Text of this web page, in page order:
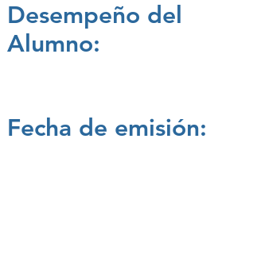
Desempeño del
Alumno:
Fecha de emisión: